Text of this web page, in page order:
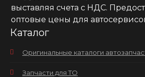
выставляя счета с НДС.
оптовые цены для
Каталог
Оригинальные каталоги
Запчасти для ТО